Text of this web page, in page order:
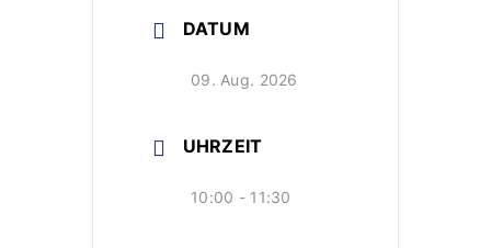
DATUM
09. Aug. 2026
UHRZEIT
10:00 - 11:30